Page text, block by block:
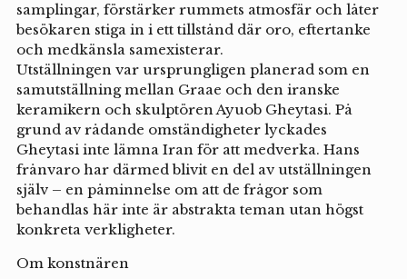
samplingar, förstärker rummets atmosfär och låter
besökaren stiga in i ett tillstånd där oro, eftertanke
och medkänsla samexisterar.
Utställningen var ursprungligen planerad som en
samutställning mellan Graae och den iranske
keramikern och skulptören Ayuob Gheytasi. På
grund av rådande omständigheter lyckades
Gheytasi inte lämna Iran för att medverka. Hans
frånvaro har därmed blivit en del av utställningen
själv – en påminnelse om att de frågor som
behandlas här inte är abstrakta teman utan högst
konkreta verkligheter.
Om konstnären